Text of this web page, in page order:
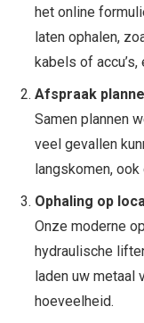
het online
laten ophalen,
kabels of
Afspraak
Samen plannen
veel gevallen
langskomen,
Ophaling op
Onze moderne
hydraulische
laden uw metaal
hoeveelheid.